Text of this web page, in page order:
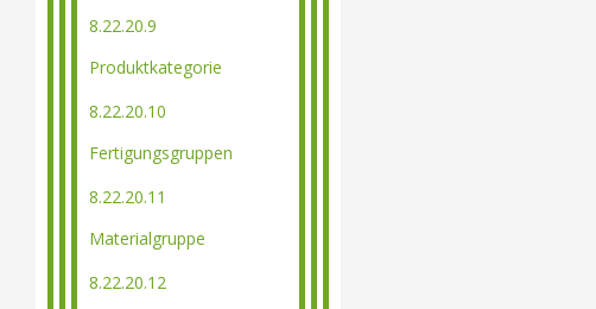
8.22.20.9
Produktkategorie
8.22.20.10
Fertigungsgruppen
8.22.20.11
Materialgruppe
8.22.20.12